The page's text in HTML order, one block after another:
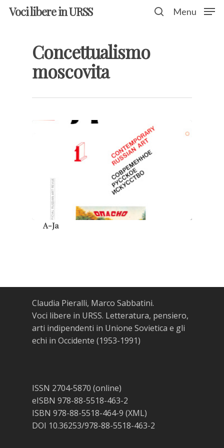
Hit enter to search or ESC to close
Voci libere in URSS Menu
Concettualismo
moscovita
A-Ja
Claudia Pieralli, Marco Sabbatini.
Voci libere in URSS. Letteratura, pensiero,
arti indipendenti in Unione Sovietica e gli
echi in Occidente (1953-1991)
ISSN 2704-5870 (online)
eISBN 978-88-5518-463-2
ISBN 978-88-5518-464-9 (XML)
DOI 10.36253/978-88-5518-463-2